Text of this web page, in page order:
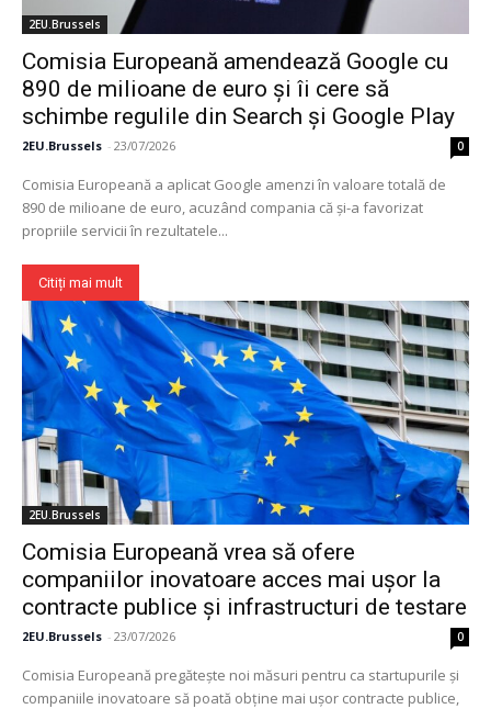
Un proiect
FREEDOM HOUSE ROMÂNIA
PRESShub
Despre noi / Echipa
Proiecte editoriale
Rețea
Contact
2EU.Brussels
Comisia Europeană amendează Google cu
890 de milioane de euro și îi cere să
schimbe regulile din Search și Google Play
2EU.Brussels - 23/07/2026 0
Comisia Europeană a aplicat Google amenzi în valoare totală de
890 de milioane de euro, acuzând compania că și-a favorizat
propriile servicii în rezultatele...
Citiți mai mult
2EU.Brussels
Comisia Europeană vrea să ofere
companiilor inovatoare acces mai ușor la
contracte publice și infrastructuri de testare
2EU.Brussels - 23/07/2026 0
Comisia Europeană pregătește noi măsuri pentru ca startupurile și
companiile inovatoare să poată obține mai ușor contracte publice,